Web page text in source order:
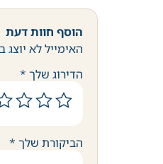
הוסף חוות דעת
האימייל לא יוצג
הדירוג שלך *
הביקורת שלך *